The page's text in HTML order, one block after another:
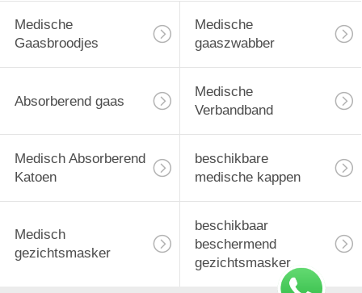
Medische
Gaasbroodjes
Medische
gaaszwabber
Absorberend gaas
Medische
Verbandband
Medisch Absorberend
Katoen
beschikbare
medische kappen
Medisch
gezichtsmasker
beschikbaar
beschermend
gezichtsmasker